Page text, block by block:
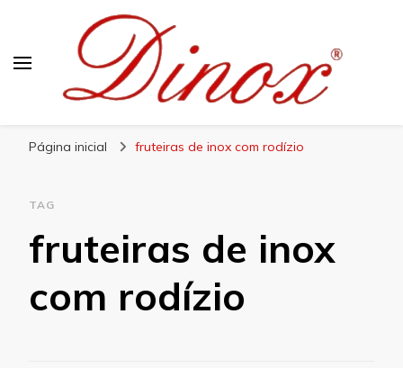
Página inicial fruteiras de inox com rodízio
TAG
fruteiras de inox
com rodízio